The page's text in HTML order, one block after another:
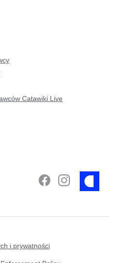
Catawiki Live
i prywatności